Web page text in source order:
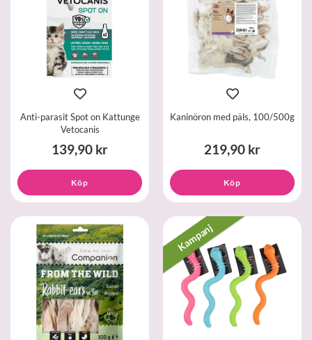
Anti-parasit Spot on Kattunge
Vetocanis
139,90 kr
Köp
Kaninöron med päls, 100/500g
219,90 kr
Köp
Kampanj